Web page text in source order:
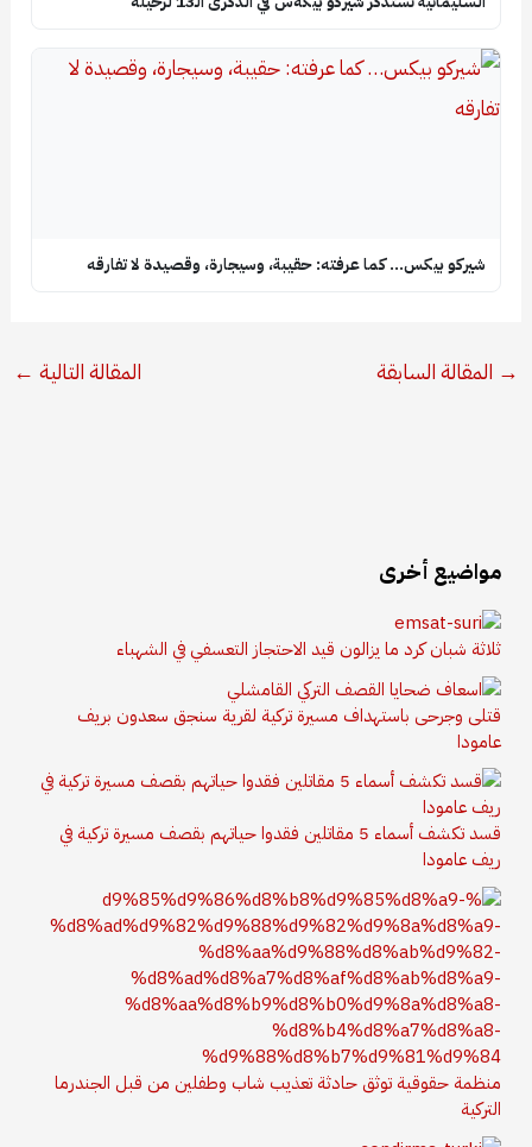
شيركو بيكس… كما عرفته: حقيبة، وسيجارة، وقصيدة لا تفارقه
→ المقالة السابقة المقالة التالية ←
مواضيع أخرى
ثلاثة شبان كرد ما يزالون قيد الاحتجاز التعسفي في الشهباء
قتلى وجرحى باستهداف مسيرة تركية لقرية سنجق سعدون بريف
عامودا
قسد تكشف أسماء 5 مقاتلين فقدوا حياتهم بقصف مسيرة تركية في
ريف عامودا
منظمة حقوقية توثق حادثة تعذيب شاب وطفلين من قبل الجندرما
التركية